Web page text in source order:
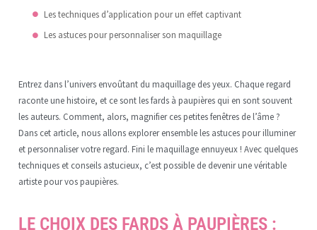
Les techniques d’application pour un effet captivant
Les astuces pour personnaliser son maquillage
Entrez dans l’univers envoûtant du maquillage des yeux. Chaque regard
raconte une histoire, et ce sont les fards à paupières qui en sont souvent
les auteurs. Comment, alors, magnifier ces petites fenêtres de l’âme ?
Dans cet article, nous allons explorer ensemble les astuces pour illuminer
et personnaliser votre regard. Fini le maquillage ennuyeux ! Avec quelques
techniques et conseils astucieux, c’est possible de devenir une véritable
artiste pour vos paupières.
LE CHOIX DES FARDS À PAUPIÈRES :